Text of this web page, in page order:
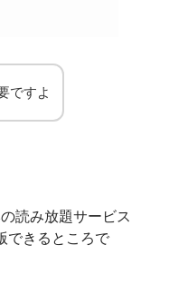
ですよ
読み放題サービス
できるところで